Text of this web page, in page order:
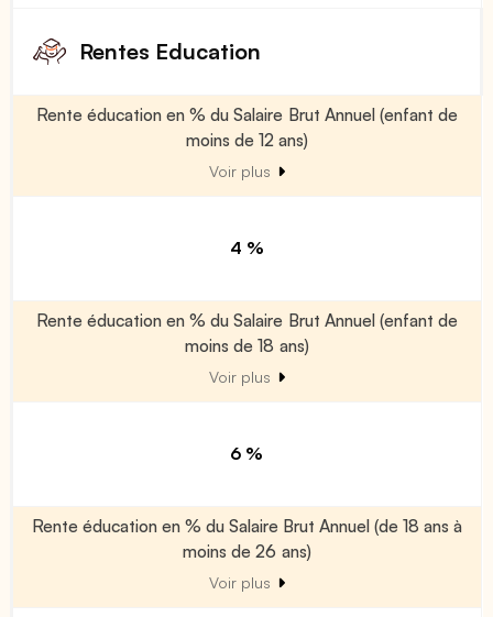
Rentes Education
Rente éducation en % du Salaire Brut Annuel (enfant de
moins de 12 ans)
Voir plus
4 %
Rente éducation en % du Salaire Brut Annuel (enfant de
moins de 18 ans)
Voir plus
6 %
Rente éducation en % du Salaire Brut Annuel (de 18 ans à
moins de 26 ans)
Voir plus